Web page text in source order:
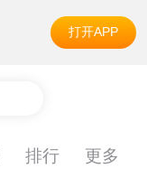
打开APP
排行 更多